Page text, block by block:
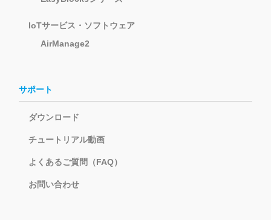
IoTサービス・ソフトウェア
AirManage2
サポート
ダウンロード
チュートリアル動画
よくあるご質問（FAQ）
お問い合わせ